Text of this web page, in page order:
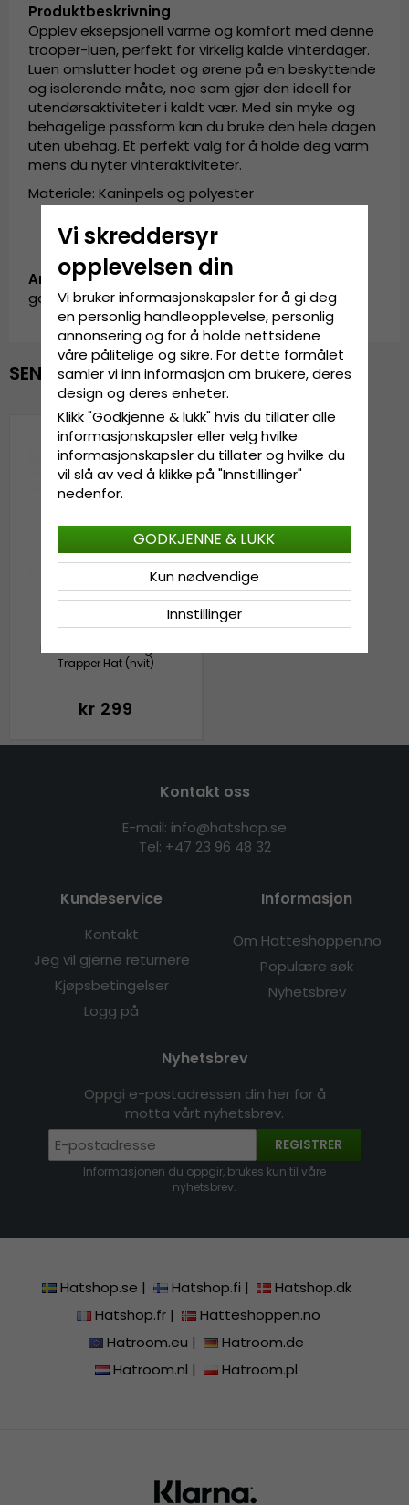
Produktbeskrivning
Opplev eksepsjonell varme og komfort med denne
trooper-luen, perfekt for virkelig kalde vinterdager.
Luen omslutter hodet og ørene på en beskyttende
og isolerende måte, noe som gjør den ideell for
utendørsaktiviteter i kaldt vær. Med sin myke og
behagelige passform kan du bruke den hele dagen
uten ubehag. Et perfekt valg for å holde deg varm
mens du nyter vinteraktiviteter.
Materiale: Kaninpels og polyester
Artikkel-ID:
garda.WH0614703.3.angora.trapper.white
SENEST VISTE
Pelslue - Gårda Angora
Trapper Hat (hvit)
kr 299
Kontakt oss
E-mail: info@hatshop.se
Tel: +47 23 96 48 32
Kundeservice
Kontakt
Jeg vil gjerne returnere
Kjøpsbetingelser
Logg på
Informasjon
Om Hatteshoppen.no
Populære søk
Nyhetsbrev
Nyhetsbrev
Oppgi e-postadressen din her for å
motta vårt nyhetsbrev.
REGISTRER
Informasjonen du oppgir, brukes kun til våre
nyhetsbrev.
Hatshop.se | Hatshop.fi |
Hatshop.dk
Hatshop.fr|
Hatteshoppen.no
Hatroom.eu |
Hatroom.de
Hatroom.nl | Hatroom.pl
Vi skreddersyr
opplevelsen din
Vi bruker informasjonskapsler for å gi deg
en personlig handleopplevelse, personlig
annonsering og for å holde nettsidene
våre pålitelige og sikre. For dette formålet
samler vi inn informasjon om brukere, deres
design og deres enheter.
Klikk "Godkjenne & lukk" hvis du tillater alle
informasjonskapsler eller velg hvilke
informasjonskapsler du tillater og hvilke du
vil slå av ved å klikke på "Innstillinger"
nedenfor.
Innstillinger
Kun nødvendige
GODKJENNE & LUKK